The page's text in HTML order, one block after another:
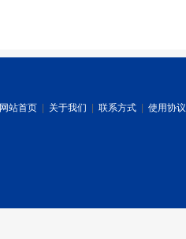
网站首页 关于我们 联系方式 使用协议